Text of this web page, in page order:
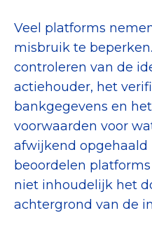
Veel platforms
misbruik te
controleren van de
actiehouder, het
bankgegevens en
voorwaarden voor
afwijkend opgehaald
beoordelen
niet inhoudelijk het
achtergrond van de